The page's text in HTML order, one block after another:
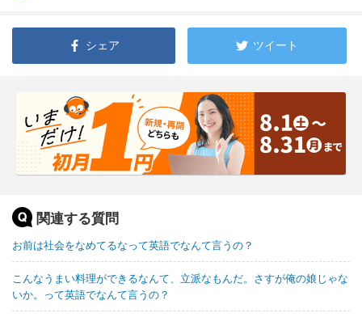
シェア ツイート
関連する質問
お前は社会をなめてるなって英語でなんて言うの？
こんなうまい料理ができるなんて、立派なもんだ。さすが俺の娘じゃな
いか。って英語でなんて言うの？